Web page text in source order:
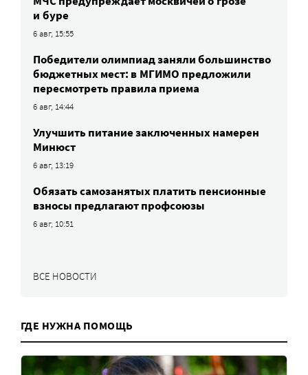
и буре
6 авг, 15:55
Победители олимпиад заняли большинство
бюджетных мест: в МГИМО предложили
пересмотреть правила приема
6 авг, 14:44
Улучшить питание заключенных намерен
Минюст
6 авг, 13:19
Обязать самозанятых платить пенсионные
взносы предлагают профсоюзы
6 авг, 10:51
ВСЕ НОВОСТИ
ГДЕ НУЖНА ПОМОЩЬ